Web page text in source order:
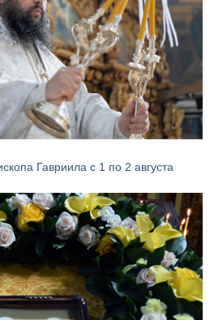
Гавриила с 1 по 2 августа